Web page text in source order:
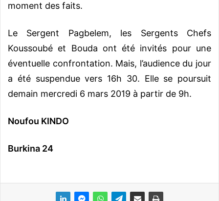
moment des faits.
Le Sergent Pagbelem, les Sergents Chefs
Koussoubé et Bouda ont été invités pour une
éventuelle confrontation. Mais, l’audience du jour
a été suspendue vers 16h 30. Elle se poursuit
demain mercredi 6 mars 2019 à partir de 9h.
Noufou KINDO
Burkina 24